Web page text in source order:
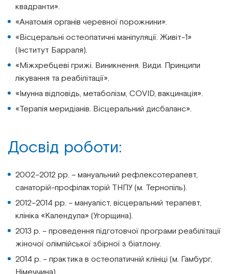
квадранти».
«Анатомія органів черевної порожнини».
«Вісцеральні остеопатичні маніпуляції. Живіт-1»
(Інститут Барраля).
«Міжхребцеві грижі. Виникнення. Види. Принципи
лікування та реабілітації».
«Імунна відповідь, метаболізм, COVID, вакцинація».
«Терапія меридіанів. Вісцеральний дисбаланс».
Досвід роботи:
2002–2012 рр. – мануальний рефлексотерапевт,
санаторій-профілакторій ТНПУ (м. Тернопіль).
2012–2014 рр. – мануаліст, вісцеральний терапевт,
клініка «Календула» (Угорщина).
2013 р. – проведення підготовчої програми реабілітації
жіночої олімпійської збірної з біатлону.
2014 р. – практика в остеопатичній клініці (м. Гамбург,
Німеччина).